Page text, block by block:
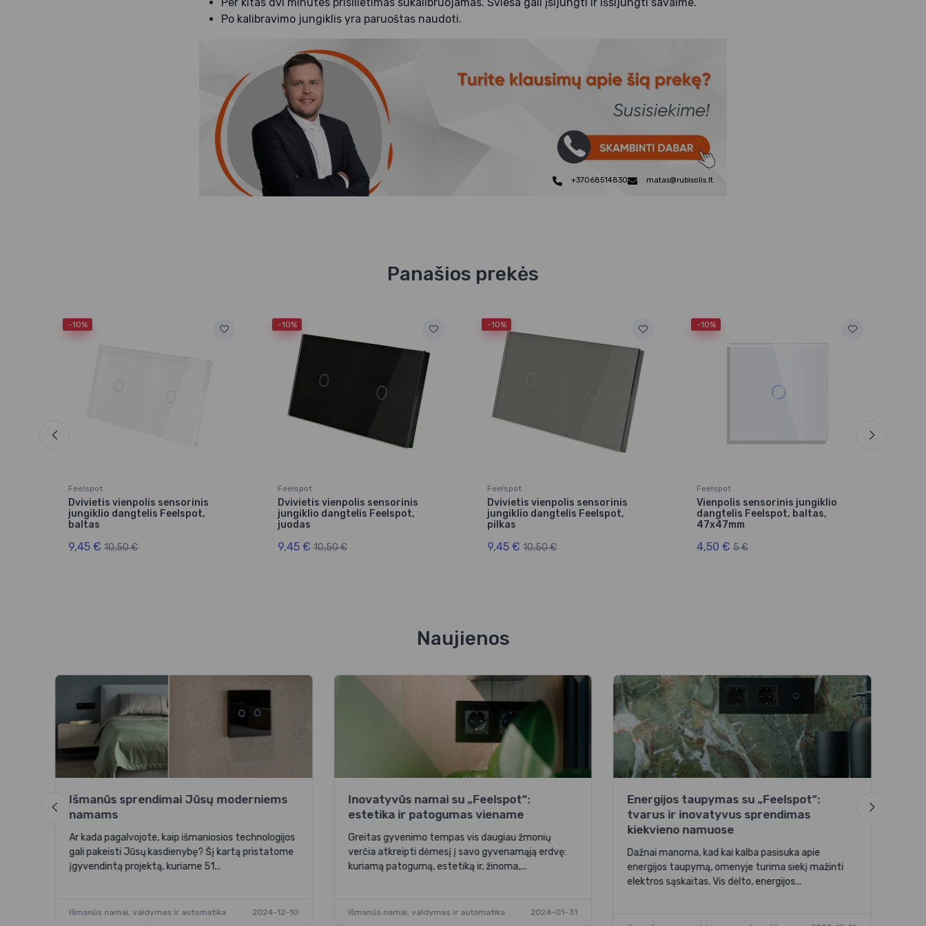
Po kalibravimo jungiklis yra paruoštas naudoti.
+37068514830 matas@rubisolis.lt
Panašios prekės
-10%
Feelspot
Dvivietis vienpolis sensorinis
jungiklio dangtelis Feelspot,
baltas
9,45 € 10,50 €
-10%
Feelspot
Dvivietis vienpolis sensorinis
jungiklio dangtelis Feelspot,
juodas
9,45 € 10,50 €
-10%
Feelspot
Dvivietis vienpolis sensorinis
jungiklio dangtelis Feelspot,
pilkas
9,45 € 10,50 €
-10%
Feelspot
Vienpolis sensorinis jungiklio
dangtelis Feelspot, baltas,
47x47mm
4,50 € 5 €
Naujienos
Išmanūs sprendimai Jūsų moderniems
namams
Ar kada pagalvojote, kaip išmaniosios technologijos
gali pakeisti Jūsų kasdienybę? Šį kartą pristatome
įgyvendintą projektą, kuriame 51...
Išmanūs namai, valdymas ir automatika 2024-12-10
Inovatyvūs namai su „Feelspot“:
estetika ir patogumas viename
Greitas gyvenimo tempas vis daugiau žmonių
verčia atkreipti dėmesį į savo gyvenamąją erdvę:
kuriamą patogumą, estetiką ir, žinoma,...
Išmanūs namai, valdymas ir automatika 2024-01-31
Energijos taupymas su „Feelspot“:
tvarus ir inovatyvus sprendimas
kiekvieno namuose
Dažnai manoma, kad kai kalba pasisuka apie
energijos taupymą, omenyje turima siekį mažinti
elektros sąskaitas. Vis dėlto, energijos...